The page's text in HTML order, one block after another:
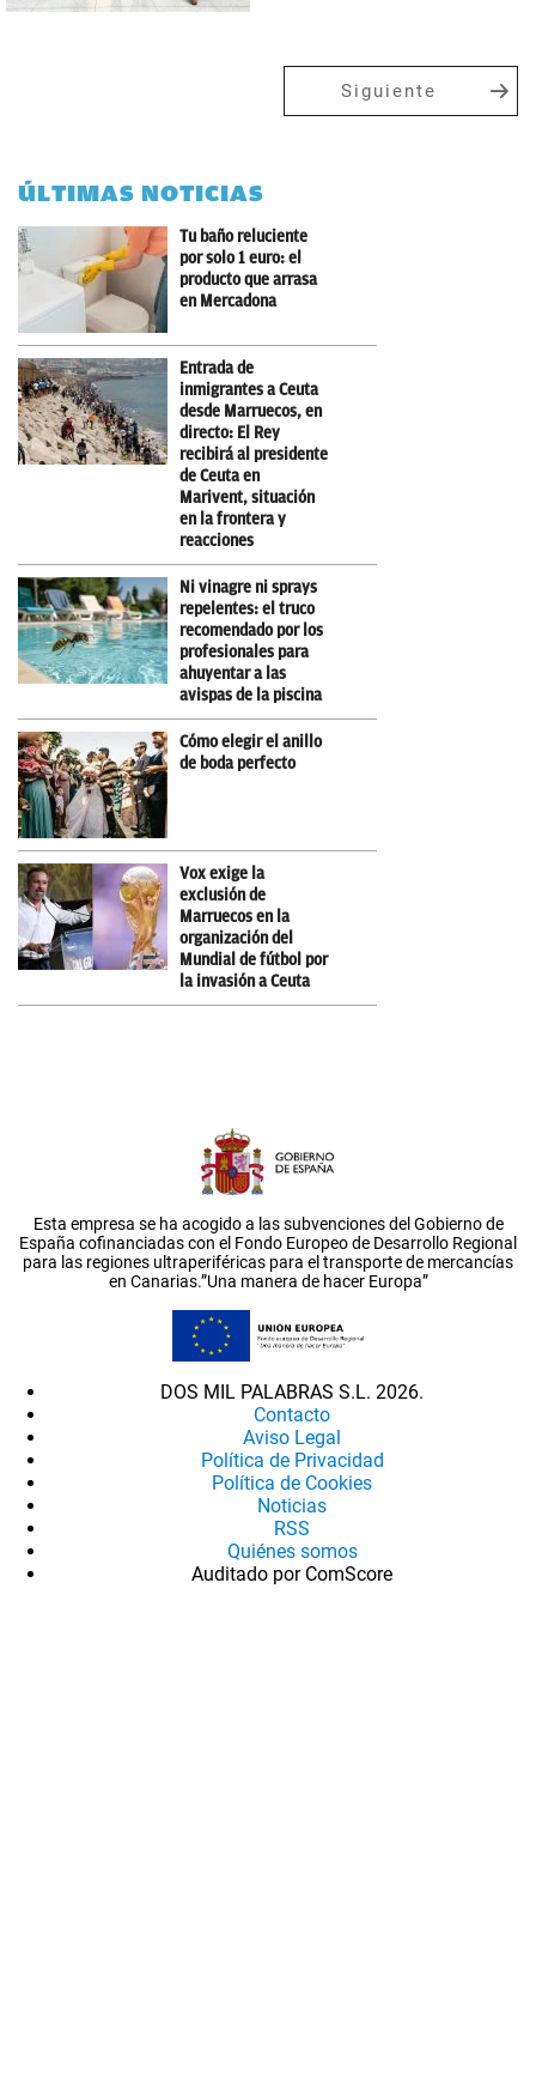
Siguiente
ÚLTIMAS NOTICIAS
Tu baño reluciente
por solo 1 euro: el
producto que arrasa
en Mercadona
Entrada de
inmigrantes a Ceuta
desde Marruecos, en
directo: El Rey
recibirá al presidente
de Ceuta en
Marivent, situación
en la frontera y
reacciones
Ni vinagre ni sprays
repelentes: el truco
recomendado por los
profesionales para
ahuyentar a las
avispas de la piscina
Cómo elegir el anillo
de boda perfecto
Vox exige la
exclusión de
Marruecos en la
organización del
Mundial de fútbol por
la invasión a Ceuta
Esta empresa se ha acogido a las subvenciones del Gobierno de
España cofinanciadas con el Fondo Europeo de Desarrollo Regional
para las regiones ultraperiféricas para el transporte de mercancías
en Canarias.”Una manera de hacer Europa”
DOS MIL PALABRAS S.L. 2026.
Contacto
Aviso Legal
Política de Privacidad
Política de Cookies
Noticias
RSS
Quiénes somos
Auditado por ComScore